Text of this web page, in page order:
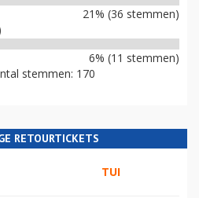
21% (36 stemmen)
6% (11 stemmen)
stemmen: 170
RETOURTICKETS
TUI